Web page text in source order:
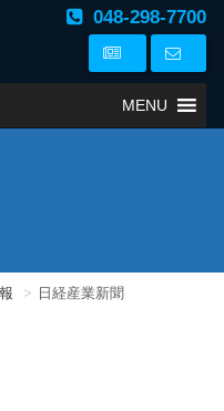
048-298-7700
MENU
日経産業新聞